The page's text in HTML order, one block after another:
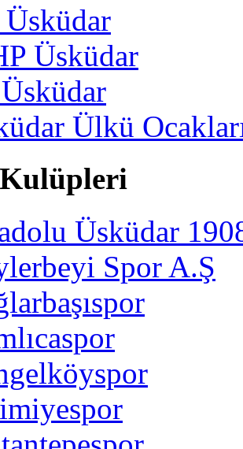
Üsküdar
Üsküdar
Ülkü
Üsküdar
Spor A.Ş